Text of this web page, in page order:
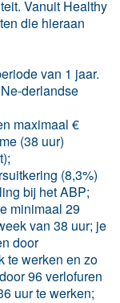
Vanuit Healthy
die hieraan
van 1 jaar.
derlandse
maximaal €
(38 uur)
(8,3%)
bij het ABP;
minimaal 29
van 38 uur; je
door
te werken en zo
96 verlofuren
uur te werken;